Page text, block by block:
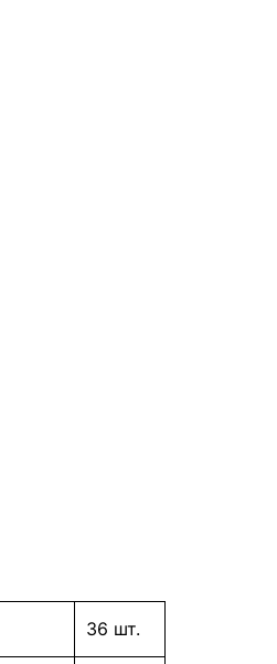
36 шт.